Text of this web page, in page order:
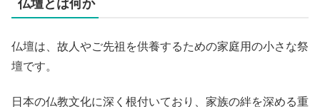
仏壇とは何か
仏壇は、故人やご先祖を供養するための家庭用の小さな祭
壇です。
日本の仏教文化に深く根付いており、家族の絆を深める重